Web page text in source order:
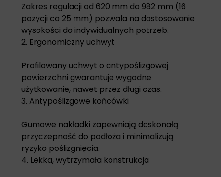
Zakres regulacji od 620 mm do 982 mm (16
pozycji co 25 mm) pozwala na dostosowanie
wysokości do indywidualnych potrzeb.
2. Ergonomiczny uchwyt
Profilowany uchwyt o antypoślizgowej
powierzchni gwarantuje wygodne
użytkowanie, nawet przez długi czas.
3. Antypoślizgowe końcówki
Gumowe nakładki zapewniają doskonałą
przyczepność do podłoża i minimalizują
ryzyko poślizgnięcia.
4. Lekka, wytrzymała konstrukcja